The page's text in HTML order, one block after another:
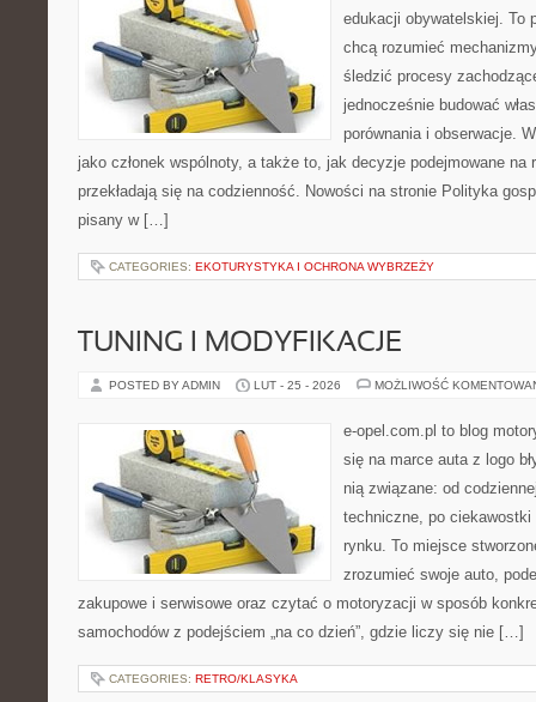
edukacji obywatelskiej. To
chcą rozumieć
śledzić procesy
jednocześnie budować
porównania i obserwacje.
jako członek wspólnoty, a także to, jak decyzje podejmowane na
przekładają się na codzienność. Nowości na stronie Polityka
pisany w […]
CATEGORIES: EKOTURYSTYKA I OCHRONA WYBRZEŻY
TUNING I MODYFIKACJE
POSTED BY ADMIN LUT - 25 - 2026 MOŻLIWOŚĆ
e-opel.com.pl to blog
się na marce auta z logo
nią związane: od
techniczne, po
rynku. To miejsce
zrozumieć swoje auto,
zakupowe i serwisowe oraz czytać o motoryzacji w sposób
samochodów z podejściem „na co dzień”, gdzie liczy się nie […]
CATEGORIES: RETRO/KLASYKA